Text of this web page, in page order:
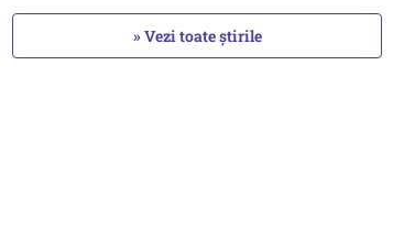
» Vezi toate știrile